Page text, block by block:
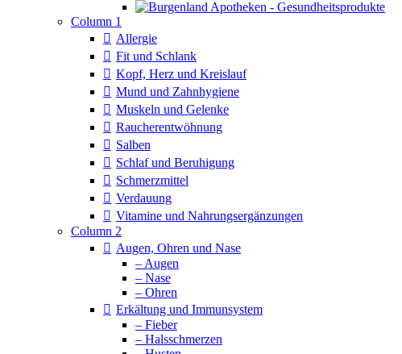
Column 1
Allergie
Fit und Schlank
Kopf, Herz und Kreislauf
Mund und Zahnhygiene
Muskeln und Gelenke
Raucherentwöhnung
Salben
Schlaf und Beruhigung
Schmerzmittel
Verdauung
Vitamine und Nahrungsergänzungen
Column 2
Augen, Ohren und Nase
– Augen
– Nase
– Ohren
Erkältung und Immunsystem
– Fieber
– Halsschmerzen